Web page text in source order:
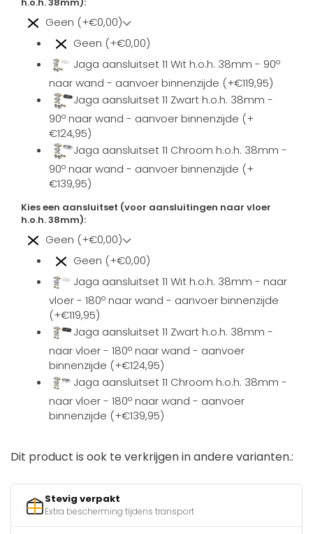
Geen (+€0,00)
Geen (+€0,00)
Jaga aansluitset 11 Wit h.o.h. 38mm - 90º
naar wand - aanvoer binnenzijde (+€119,95)
Jaga aansluitset 11 Zwart h.o.h. 38mm -
90º naar wand - aanvoer binnenzijde (+
€124,95)
Jaga aansluitset 11 Chroom h.o.h. 38mm -
90º naar wand - aanvoer binnenzijde (+
€139,95)
Kies een aansluitset (voor aansluitingen naar vloer
h.o.h. 38mm):
Geen (+€0,00)
Geen (+€0,00)
Jaga aansluitset 11 Wit h.o.h. 38mm - naar
vloer - 180º naar wand - aanvoer binnenzijde
(+€119,95)
Jaga aansluitset 11 Zwart h.o.h. 38mm -
naar vloer - 180º naar wand - aanvoer
binnenzijde (+€124,95)
Jaga aansluitset 11 Chroom h.o.h. 38mm -
naar vloer - 180º naar wand - aanvoer
binnenzijde (+€139,95)
Dit product is ook te verkrijgen in andere varianten.:
Stevig verpakt
Extra bescherming tijdens transport